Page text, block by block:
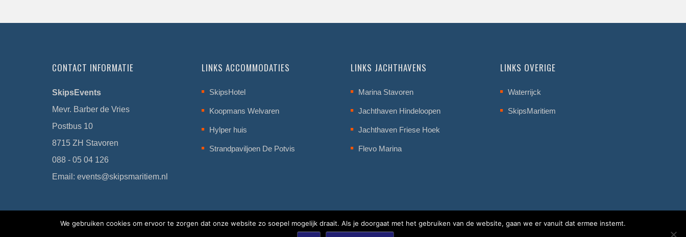
CONTACT INFORMATIE
SkipsEvents
Mevr. Barber de Vries
Postbus 10
8715 ZH Stavoren
088 - 05 04 126
Email: events@skipsmaritiem.nl
LINKS ACCOMMODATIES
SkipsHotel
Koopmans Welvaren
Hylper huis
Strandpaviljoen De Potvis
LINKS JACHTHAVENS
Marina Stavoren
Jachthaven Hindeloopen
Jachthaven Friese Hoek
Flevo Marina
LINKS OVERIGE
Waterrijck
SkipsMaritiem
We gebruiken cookies om ervoor te zorgen dat onze website zo soepel mogelijk draait. Als je doorgaat met het gebruiken van de website, gaan we er vanuit dat ermee instemt.